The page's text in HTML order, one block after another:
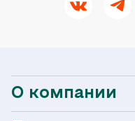
О компании